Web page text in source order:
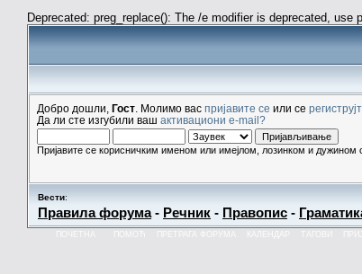
Deprecated: preg_replace(): The /e modifier is deprecated,
Добро дошли, Гост . Молимо вас пријавите се или се
Да ли сте изгубили ваш активациони e-mail?
Пријавите се корисничким именом или имејлом, лозинком и дужином
Вести:
Правила форума- Речник - Правопис -
КАЛЕНДАР